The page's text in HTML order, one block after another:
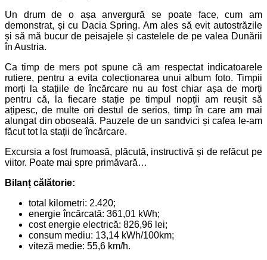
Un drum de o așa anvergură se poate face, cum am
demonstrat, și cu Dacia Spring. Am ales să evit autostrăzile
și să mă bucur de peisajele și castelele de pe valea Dunării
în Austria.
Ca timp de mers pot spune că am respectat indicatoarele
rutiere, pentru a evita colecționarea unui album foto. Timpii
morți la stațiile de încărcare nu au fost chiar așa de morți
pentru că, la fiecare stație pe timpul nopții am reușit să
ațipesc, de multe ori destul de serios, timp în care am mai
alungat din oboseală. Pauzele de un sandvici și cafea le-am
făcut tot la stații de încărcare.
Excursia a fost frumoasă, plăcută, instructivă și de refăcut pe
viitor. Poate mai spre primăvară…
Bilanț călătorie:
total kilometri: 2.420;
energie încărcată: 361,01 kWh;
cost energie electrică: 826,96 lei;
consum mediu: 13,14 kWh/100km;
viteză medie: 55,6 km/h.